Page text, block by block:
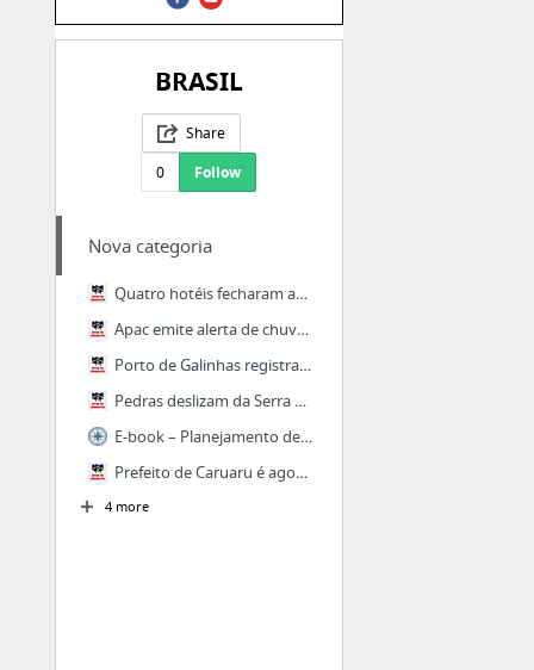
BRASIL
Share
0
Follow
Nova categoria
Quatro hotéis fecharam as portas nos últimos 4 anos, no Recife
Apac emite alerta de chuva forte no Grande Recife e Mata Sul
Porto de Galinhas registra maior chuva nas últimas 24 horas em PE
Pedras deslizam da Serra das Russas, atingem carro e interditam BR-232
E-book – Planejamento de Carreira
Prefeito de Caruaru é agora um dos mais bem pagos do Brasil
4 more